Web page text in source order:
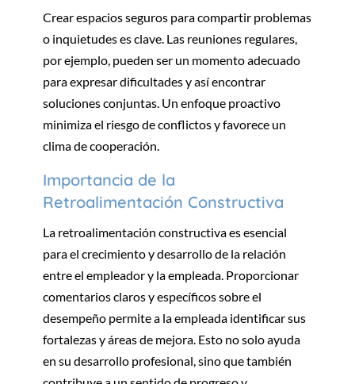
Crear espacios seguros para compartir problemas
o inquietudes es clave. Las reuniones regulares,
por ejemplo, pueden ser un momento adecuado
para expresar dificultades y así encontrar
soluciones conjuntas. Un enfoque proactivo
minimiza el riesgo de conflictos y favorece un
clima de cooperación.
Importancia de la
Retroalimentación Constructiva
La retroalimentación constructiva es esencial
para el crecimiento y desarrollo de la relación
entre el empleador y la empleada. Proporcionar
comentarios claros y específicos sobre el
desempeño permite a la empleada identificar sus
fortalezas y áreas de mejora. Esto no solo ayuda
en su desarrollo profesional, sino que también